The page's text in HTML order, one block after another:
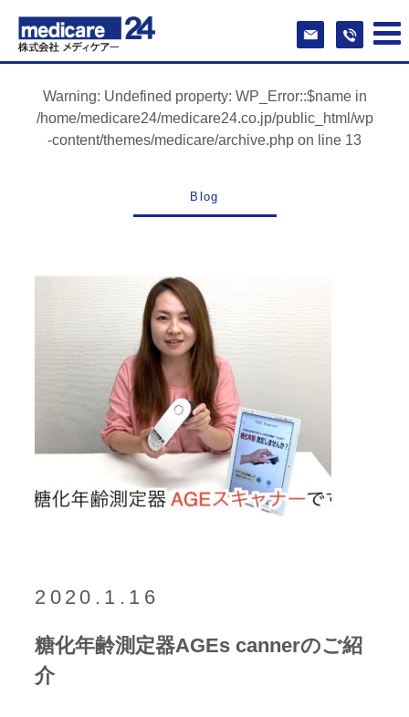
Warning: Undefined property: WP_Error::$name in
/home/medicare24/medicare24.co.jp/public_html/wp
-content/themes/medicare/archive.php on line 13
2020.1.16
糖化年齢測定器AGEs cannerのご紹
介